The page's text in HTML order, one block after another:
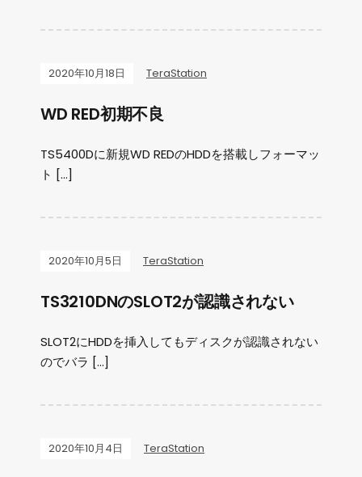
2020年10月18日 TeraStation
WD RED初期不良
TS5400Dに新規WD REDのHDDを搭載しフォーマッ
ト […]
2020年10月5日 TeraStation
TS3210DNのSLOT2が認識されない
SLOT2にHDDを挿入してもディスクが認識されない
のでバラ […]
2020年10月4日 TeraStation